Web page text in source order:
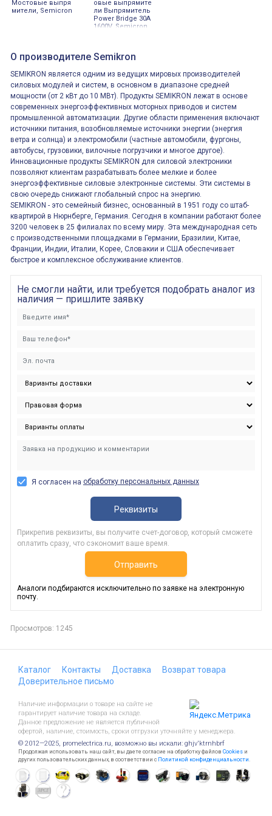
Мостовые выпря
мители, Semicron
овые выпрямите
ли Выпрямитель
Power Bridge 30A
1600V, Semicron
О производителе Semikron
SEMIKRON является одним из ведущих мировых производителей
силовых модулей и систем, в основном в диапазоне средней
мощности (от 2 кВт до 10 МВт). Продукты SEMIKRON лежат в основе
современных энергоэффективных моторных приводов и систем
промышленной автоматизации. Другие области применения включают
источники питания, возобновляемые источники энергии (энергия
ветра и солнца) и электромобили (частные автомобили, фургоны,
автобусы, грузовики, вилочные погрузчики и многое другое).
Инновационные продукты SEMIKRON для силовой электроники
позволяют клиентам разрабатывать более мелкие и более
энергоэффективные силовые электронные системы. Эти системы в
свою очередь снижают глобальный спрос на энергию.
SEMIKRON - это семейный бизнес, основанный в 1951 году со штаб-
квартирой в Нюрнберге, Германия. Сегодня в компании работают более
3200 человек в 25 филиалах по всему миру. Эта международная сеть
с производственными площадками в Германии, Бразилии, Китае,
Франции, Индии, Италии, Корее, Словакии и США обеспечивает
быстрое и комплексное обслуживание клиентов.
Не смогли найти, или требуется подобрать аналог из
наличия — пришлите заявку
Я согласен на обработку персональных данных
Реквизиты
Прикрепив реквизиты, вы получите счет-договор, который сможете
оплатить сразу, что сэкономит ваше время.
Отправить
Аналоги подбираются исключительно по заявке на электронную
почту.
Просмотров: 1245
Каталог Контакты Доставка
Возврат товара
Доверительное письмо
Наличие информации о товаре на сайте не
гарантирует наличие товара на складе.
Данное предложение не является публичной
офертой, наличие, стоимость, сроки отгрузки уточняйте у менеджера.
© 2012—2025, promelectrica.ru, возможно вы искали: ghjv'ktrnhbrf
Продолжая использовать наш сайт, вы даете согласие на обработку файлов Cookies и
других пользовательских данных, в соответствии с Политикой конфиденциальности.